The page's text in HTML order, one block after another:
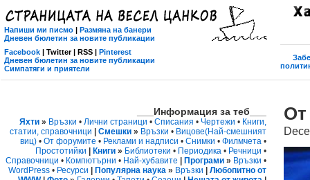
Напиши ми писмо | Размяна на банери
Дневен бюлетин за новите публикации
Facebook | Twitter | RSS | Pinterest
Дневен бюлетин за новите публикации
Симпатяги и приятели
От
___Информация за теб___
Яхти » Връзки • Лични страници • Списания • Чертежи • Книги,
статии, справочници
Смешки » Връзки • Вицове(Най-смешният
виц) • От форумите • Реклами и надписи • Снимки • Филмчета •
Простотийки
Книги » Библиотеки • Периодика • Речници •
Справочници • Компютърни • Най-хубавите Програми » Връзки •
WordPress • Ресурси Популярна наука » Връзки
Любопитно от